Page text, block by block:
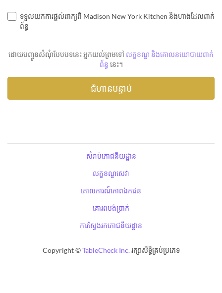
ទទួលយកការផ្តល់ពាក្យពី Madison New York Kitchen និងហាងដែលពាក់
ព័ន្ធ
ដោយបញ្ចូនសំណុំបែបបទនេះ អ្នកយល់ព្រមទៅ លក្ខខណ្ឌ និងគោលនយោបាយពាក់
ព័ន្ធ នេះ។
សំរាប់ភោជនីយដ្ឋាន
លក្ខខណ្ឌសេវា
គោលការណ៍ភាពឯកជន
គោរពបង់ប្រាក់
ការស្វែងរកភោជនីយដ្ឋាន
Copyright ©TableCheck Inc.រក្សាសិទ្ធិគ្រប់ប្រភេទ